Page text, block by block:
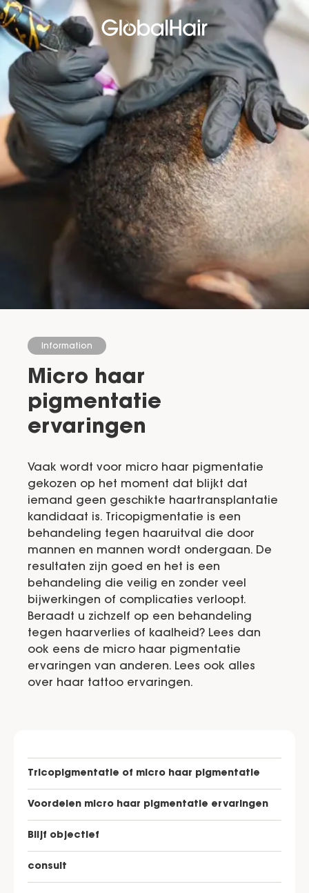
Information
Micro haar
pigmentatie
ervaringen
Vaak wordt voor micro haar pigmentatie
gekozen op het moment dat blijkt dat
iemand geen geschikte haartransplantatie
kandidaat is. Tricopigmentatie is een
behandeling tegen haaruitval die door
mannen en mannen wordt ondergaan. De
resultaten zijn goed en het is een
behandeling die veilig en zonder veel
bijwerkingen of complicaties verloopt.
Beraadt u zichzelf op een behandeling
tegen haarverlies of kaalheid? Lees dan
ook eens de micro haar pigmentatie
ervaringen van anderen. Lees ook alles
over haar tattoo ervaringen.
Tricopigmentatie of micro haar pigmentatie
Voordelen micro haar pigmentatie ervaringen
Blijf objectief
consult